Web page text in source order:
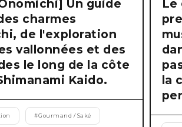
Un guide
charmes
de l'exploration
vallonnées et des
le long de la côte
Kaido.
#Gourmand / Saké
Le
la